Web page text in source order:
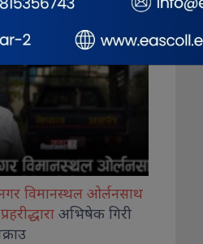
अनुदान आयोगका
केसी र सचिव श्रेष्ठले लिए